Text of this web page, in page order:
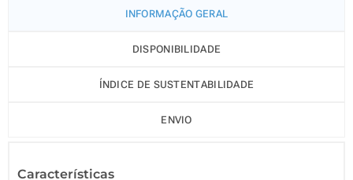
INFORMAÇÃO GERAL
DISPONIBILIDADE
ÍNDICE DE SUSTENTABILIDADE
ENVIO
Características